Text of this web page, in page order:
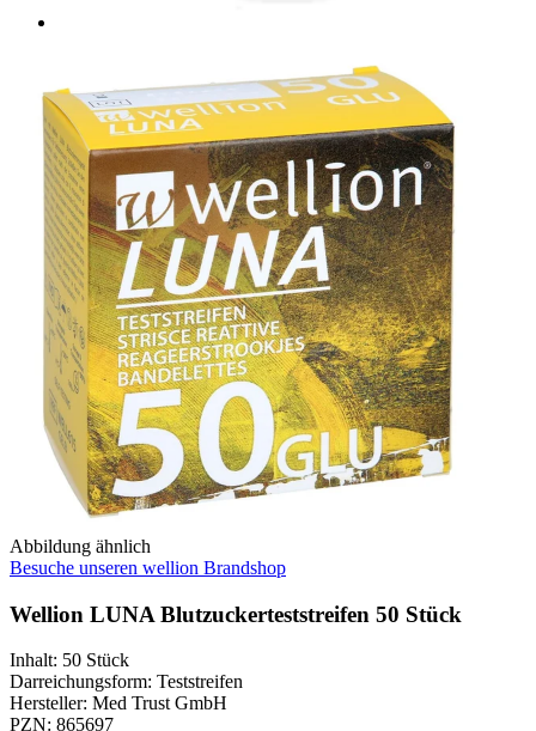
Abbildung ähnlich
Besuche unseren wellion Brandshop
Wellion LUNA Blutzuckerteststreifen 50 Stück
Inhalt: 50 Stück
Darreichungsform: Teststreifen
Hersteller: Med Trust GmbH
PZN: 865697